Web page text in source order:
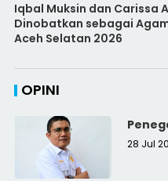
Iqbal Muksin dan Carissa
Dinobatkan sebagai
Aceh Selatan 2026
OPINI
28 Jul